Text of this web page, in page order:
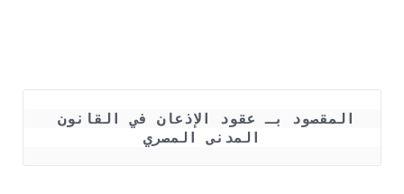
المدنى المصري